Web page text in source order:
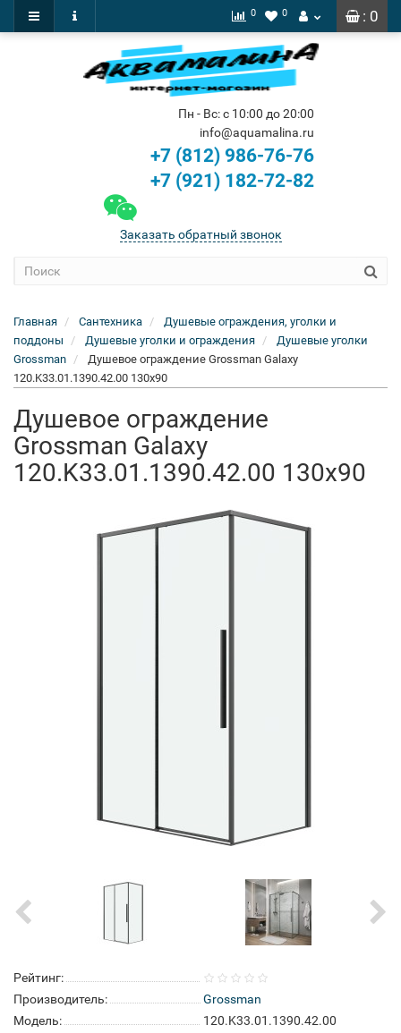
: 0
0 0
Пн - Вс: с 10:00 до 20:00
info@aquamalina.ru
+7 (812) 986-76-76
+7 (921) 182-72-82
Заказать обратный звонок
Главная Сантехника
Душевые ограждения, уголки и
поддоны
Душевые уголки и ограждения
Душевые уголки
Grossman
Душевое ограждение Grossman Galaxy
120.K33.01.1390.42.00 130x90
Душевое ограждение
Grossman Galaxy
120.K33.01.1390.42.00 130x90
Рейтинг:
Производитель:
Grossman
Модель:
120.K33.01.1390.42.00